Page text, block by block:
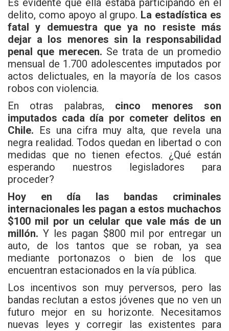
Es evidente que ella estaba participando en el
delito, como apoyo al grupo. La estadística es
fatal y demuestra que ya no resiste más
dejar a los menores sin la responsabilidad
penal que merecen. Se trata de un promedio
mensual de 1.700 adolescentes imputados por
actos delictuales, en la mayoría de los casos
robos con violencia.
En otras palabras, cinco menores son
imputados cada día por cometer delitos en
Chile. Es una cifra muy alta, que revela una
negra realidad. Todos quedan en libertad o con
medidas que no tienen efectos. ¿Qué están
esperando nuestros legisladores para
proceder?
Hoy en día las bandas criminales
internacionales les pagan a estos muchachos
$100 mil por un celular que vale más de un
millón. Y les pagan $800 mil por entregar un
auto, de los tantos que se roban, ya sea
mediante portonazos o bien de los que
encuentran estacionados en la vía pública.
Los incentivos son muy perversos, pero las
bandas reclutan a estos jóvenes que no ven un
futuro mejor en su horizonte. Necesitamos
nuevas leyes y corregir las existentes para